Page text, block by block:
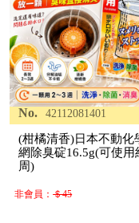
No. 42112081401
(柑橘清香)日本不動化
網除臭碇16.5g(可使用
周)
非會員：＄45